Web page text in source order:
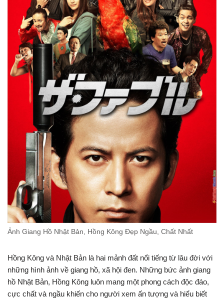
Ảnh Giang Hồ Nhật Bản, Hồng Kông Đẹp Ngầu, Chất Nhất
Hồng Kông và Nhật Bản là hai mảnh đất nổi tiếng từ lâu đời với
những hình ảnh về giang hồ, xã hội đen. Những bức ảnh giang
hồ Nhật Bản, Hồng Kông luôn mang một phong cách độc đáo,
cực chất và ngầu khiến cho người xem ấn tượng và hiểu biết